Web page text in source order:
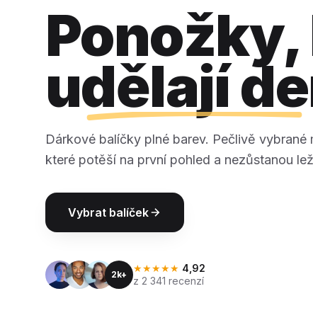
udělají
Dárkové balíčky plné barev. Pečlivě vybrané
které potěší na první pohled a nezůstanou
Vybrat balíček
2k+
★★★★★ 4,92
z 2 341 recenzí